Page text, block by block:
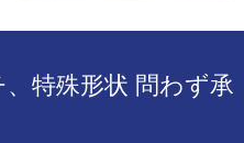
特殊形状 問わず承